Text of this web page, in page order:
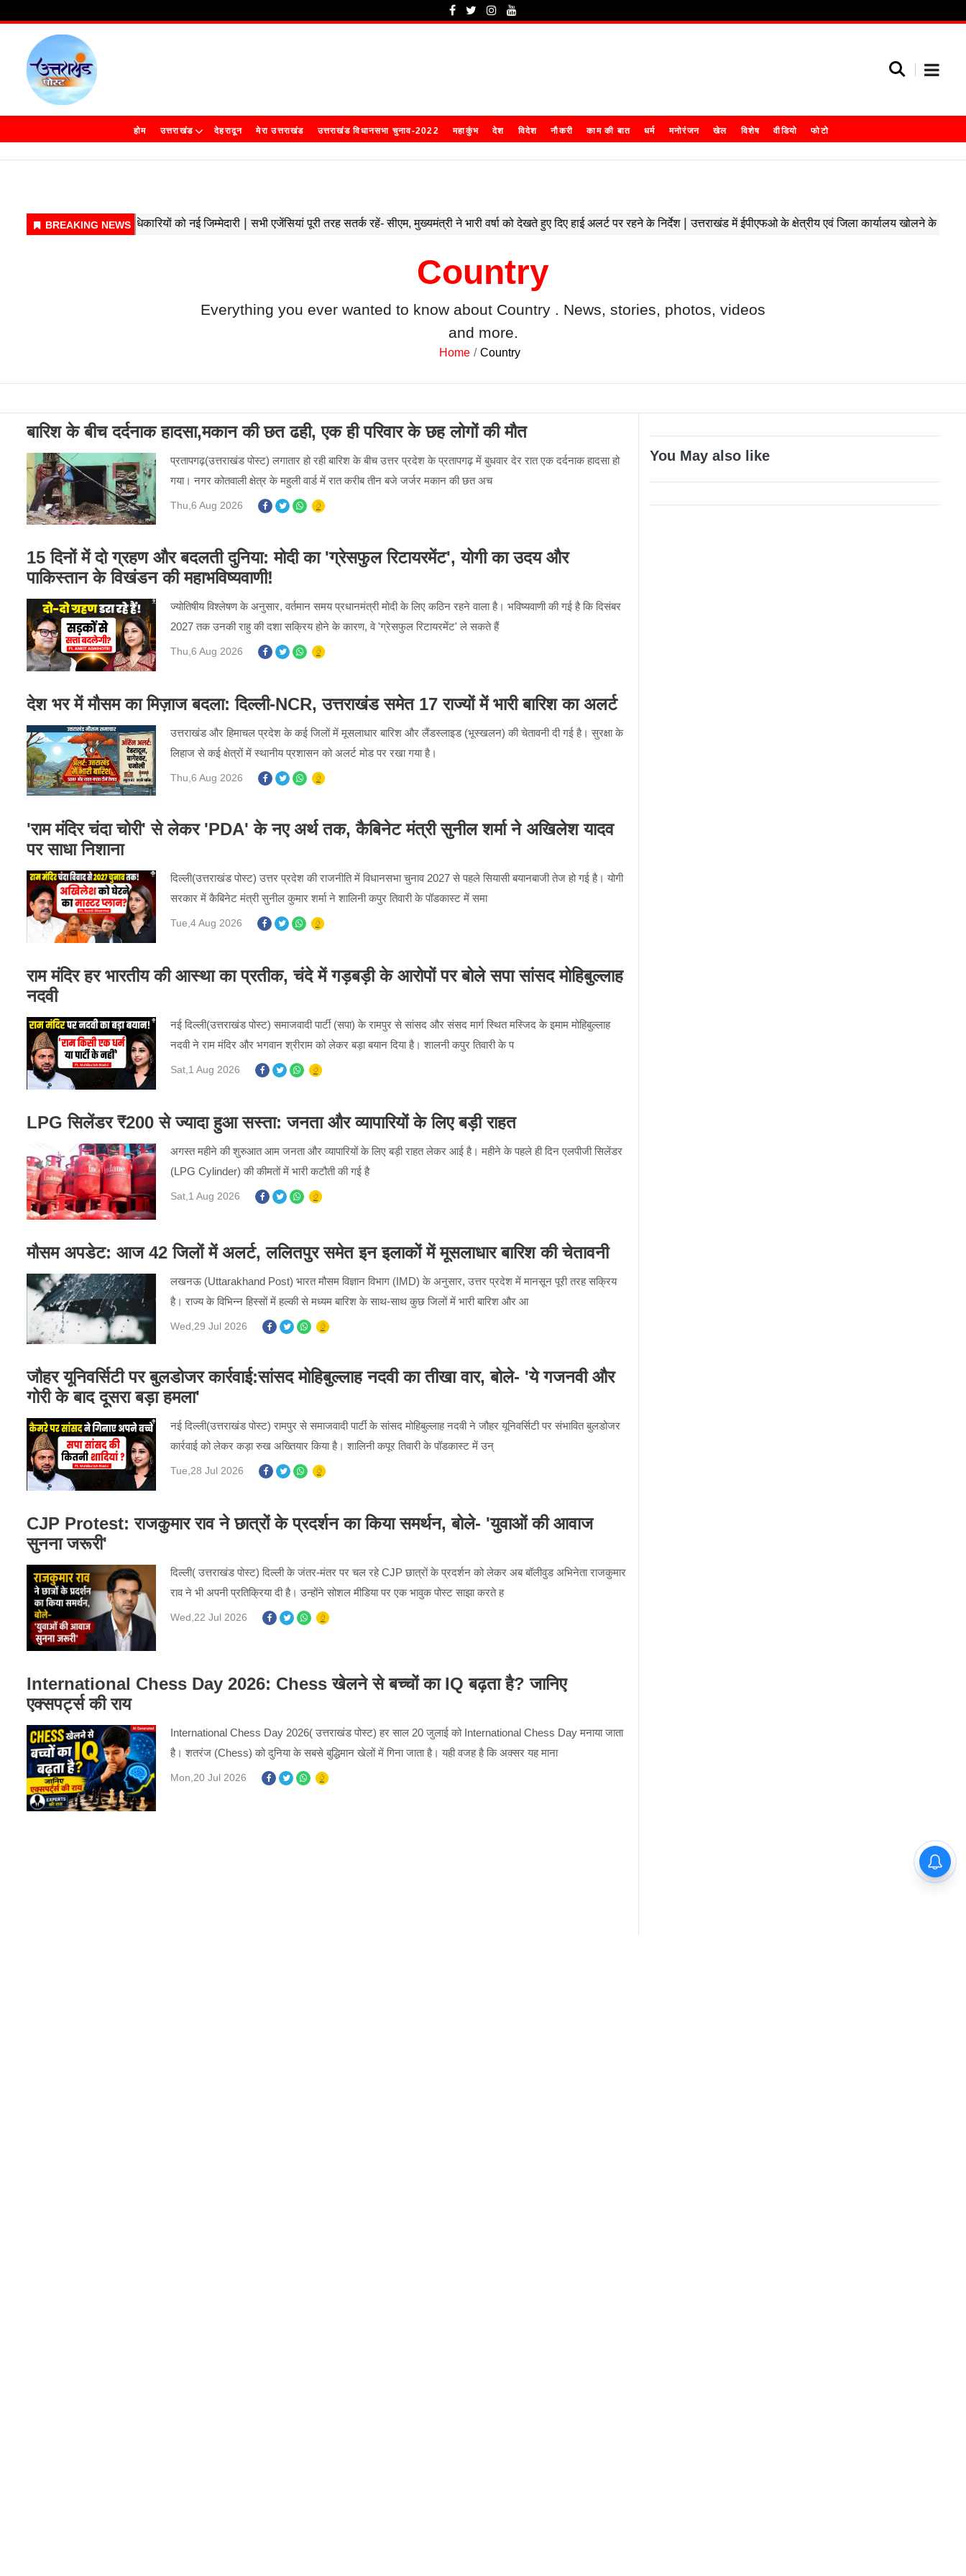
होम उत्तराखंड देहरादून मेरा उत्तराखंड उत्तराखंड विधानसभा चुनाव-2022 महाकुंभ देश विदेश नौकरी काम की बात धर्म मनोरंजन खेल विशेष वीडियो फोटो
Country
Everything you ever wanted to know about Country . News, stories, photos, videos
and more.
Home Country
बारिश के बीच दर्दनाक हादसा,मकान की छत ढही, एक ही परिवार के छह लोगों की मौत
प्रतापगढ़(उत्तराखंड पोस्ट) लगातार हो रही बारिश के बीच उत्तर प्रदेश के प्रतापगढ़ में बुधवार देर रात एक दर्दनाक हादसा हो
गया। नगर कोतवाली क्षेत्र के महुली वार्ड में रात करीब तीन बजे जर्जर मकान की छत अच
Thu,6 Aug 2026
15 दिनों में दो ग्रहण और बदलती दुनिया: मोदी का 'ग्रेसफुल रिटायरमेंट', योगी का उदय और
पाकिस्तान के विखंडन की महाभविष्यवाणी!
ज्योतिषीय विश्लेषण के अनुसार, वर्तमान समय प्रधानमंत्री मोदी के लिए कठिन रहने वाला है। भविष्यवाणी की गई है कि दिसंबर
2027 तक उनकी राहु की दशा सक्रिय होने के कारण, वे 'ग्रेसफुल रिटायरमेंट' ले सकते हैं
Thu,6 Aug 2026
देश भर में मौसम का मिज़ाज बदला: दिल्ली-NCR, उत्तराखंंड समेत 17 राज्यों में भारी बारिश का अलर्ट
उत्तराखंड और हिमाचल प्रदेश के कई जिलों में मूसलाधार बारिश और लैंडस्लाइड (भूस्खलन) की चेतावनी दी गई है। सुरक्षा के
लिहाज से कई क्षेत्रों में स्थानीय प्रशासन को अलर्ट मोड पर रखा गया है।
Thu,6 Aug 2026
'राम मंदिर चंदा चोरी' से लेकर 'PDA' के नए अर्थ तक, कैबिनेट मंत्री सुनील शर्मा ने अखिलेश यादव
पर साधा निशाना
दिल्ली(उत्तराखंड पोस्ट) उत्तर प्रदेश की राजनीति में विधानसभा चुनाव 2027 से पहले सियासी बयानबाजी तेज हो गई है। योगी
सरकार में कैबिनेट मंत्री सुनील कुमार शर्मा ने शालिनी कपुर तिवारी के पॉडकास्ट में समा
Tue,4 Aug 2026
राम मंदिर हर भारतीय की आस्था का प्रतीक, चंदे में गड़बड़ी के आरोपों पर बोले सपा सांसद मोहिबुल्लाह
नदवी
नई दिल्ली(उत्तराखंड पोस्ट) समाजवादी पार्टी (सपा) के रामपुर से सांसद और संसद मार्ग स्थित मस्जिद के इमाम मोहिबुल्लाह
नदवी ने राम मंदिर और भगवान श्रीराम को लेकर बड़ा बयान दिया है। शालनी कपुर तिवारी के प
Sat,1 Aug 2026
LPG सिलेंडर ₹200 से ज्यादा हुआ सस्ता: जनता और व्यापारियों के लिए बड़ी राहत
अगस्त महीने की शुरुआत आम जनता और व्यापारियों के लिए बड़ी राहत लेकर आई है। महीने के पहले ही दिन एलपीजी सिलेंडर
(LPG Cylinder) की कीमतों में भारी कटौती की गई है
Sat,1 Aug 2026
मौसम अपडेट: आज 42 जिलों में अलर्ट, ललितपुर समेत इन इलाकों में मूसलाधार बारिश की चेतावनी
लखनऊ (Uttarakhand Post) भारत मौसम विज्ञान विभाग (IMD) के अनुसार, उत्तर प्रदेश में मानसून पूरी तरह सक्रिय
है। राज्य के विभिन्न हिस्सों में हल्की से मध्यम बारिश के साथ-साथ कुछ जिलों में भारी बारिश और आ
Wed,29 Jul 2026
जौहर यूनिवर्सिटी पर बुलडोजर कार्रवाई:सांसद मोहिबुल्लाह नदवी का तीखा वार, बोले- 'ये गजनवी और
गोरी के बाद दूसरा बड़ा हमला'
नई दिल्ली(उत्तराखंड पोस्ट) रामपुर से समाजवादी पार्टी के सांसद मोहिबुल्लाह नदवी ने जौहर यूनिवर्सिटी पर संभावित बुलडोजर
कार्रवाई को लेकर कड़ा रुख अख्तियार किया है। शालिनी कपूर तिवारी के पॉडकास्ट में उन्
Tue,28 Jul 2026
CJP Protest: राजकुमार राव ने छात्रों के प्रदर्शन का किया समर्थन, बोले- 'युवाओं की आवाज
सुनना जरूरी'
दिल्ली( उत्तराखंड पोस्ट) दिल्ली के जंतर-मंतर पर चल रहे CJP छात्रों के प्रदर्शन को लेकर अब बॉलीवुड अभिनेता राजकुमार
राव ने भी अपनी प्रतिक्रिया दी है। उन्होंने सोशल मीडिया पर एक भावुक पोस्ट साझा करते ह
Wed,22 Jul 2026
International Chess Day 2026: Chess खेलने से बच्चों का IQ बढ़ता है? जानिए
एक्सपर्ट्स की राय
International Chess Day 2026( उत्तराखंड पोस्ट) हर साल 20 जुलाई को International Chess Day मनाया जाता
है। शतरंज (Chess) को दुनिया के सबसे बुद्धिमान खेलों में गिना जाता है। यही वजह है कि अक्सर यह माना
Mon,20 Jul 2026
You May also like